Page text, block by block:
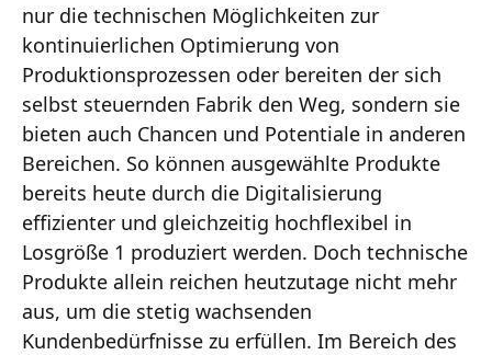
nur die technischen Möglichkeiten zur
kontinuierlichen Optimierung von
Produktionsprozessen oder bereiten der sich
selbst steuernden Fabrik den Weg, sondern sie
bieten auch Chancen und Potentiale in anderen
Bereichen. So können ausgewählte Produkte
bereits heute durch die Digitalisierung
effizienter und gleichzeitig hochflexibel in
Losgröße 1 produziert werden. Doch technische
Produkte allein reichen heutzutage nicht mehr
aus, um die stetig wachsenden
Kundenbedürfnisse zu erfüllen. Im Bereich des